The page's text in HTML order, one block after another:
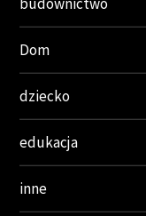
Dom
dziecko
edukacja
inne